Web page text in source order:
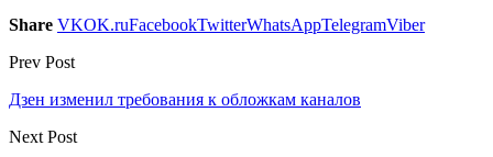
Share VKOK.ruFacebookTwitterWhatsAppTelegramViber
Prev Post
Дзен изменил требования к обложкам каналов
Next Post